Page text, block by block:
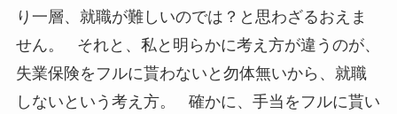
り一層、就職が難しいのでは？と思わざるおえま
せん。 それと、私と明らかに考え方が違うのが、
失業保険をフルに貰わないと勿体無いから、就職
しないという考え方。 確かに、手当をフルに貰い